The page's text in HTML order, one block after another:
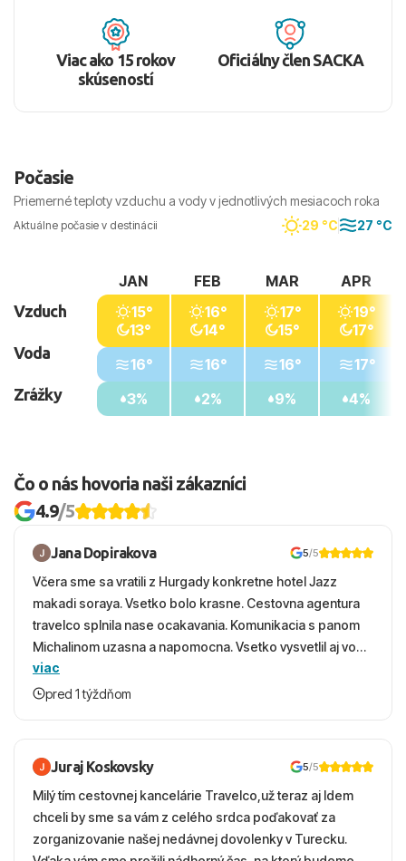
Viac ako 15 rokov
skúseností
Oficiálny člen SACKA
Počasie
Priemerné teploty vzduchu a vody v jednotlivých mesiacoch roka
Aktuálne počasie v destinácii 29 °C 27 °C
Vzduch
Voda
Zrážky
JAN
15°
13°
16°
3%
FEB
16°
14°
16°
2%
MAR
17°
15°
16°
9%
APR
19°
17°
17°
4%
Čo o nás hovoria naši zákazníci
4.9/5
Jana Dopirakova 5/5
Včera sme sa vratili z Hurgady konkretne hotel Jazz
makadi soraya. Vsetko bolo krasne. Cestovna agentura
travelco splnila nase ocakavania. Komunikacia s panom
Michalinom uzasna a napomocna. Vsetko vysvetlil aj vo
vecernych hodinach zaco sa ospravedlnujem. Hotel
krasny, cisty. Sluzby top. Strava, prostredie, more,
viac
pred 1 týždňom
Juraj Koskovsky 5/5
Milý tím cestovnej kancelárie Travelco,už teraz aj Idem
chceli by sme sa vám z celého srdca poďakovať za
zorganizovanie našej nedávnej dovolenky v Turecku.